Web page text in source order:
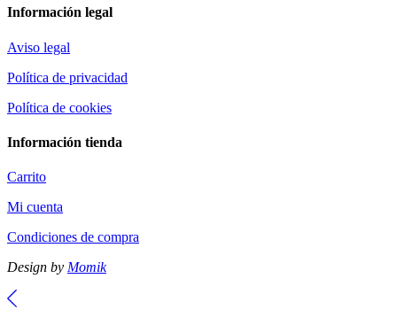
Información legal
Aviso legal
Política de privacidad
Política de cookies
Información tienda
Carrito
Mi cuenta
Condiciones de compra
Design by Momik